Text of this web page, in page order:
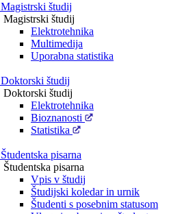
Magistrski študij
Magistrski študij
Elektrotehnika
Multimedija
Uporabna statistika
Doktorski študij
Doktorski študij
Elektrotehnika
Bioznanosti
Statistika
Študentska pisarna
Študentska pisarna
Vpis v študij
Študijski koledar in urnik
Študenti s posebnim statusom